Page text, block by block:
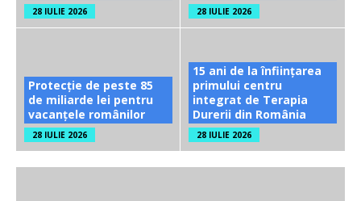
28 IULIE 2026 28 IULIE 2026
Protecție de peste 85
de miliarde lei pentru
vacanțele românilor
28 IULIE 2026
15 ani de la înființarea
primului centru
integrat de Terapia
Durerii din România
28 IULIE 2026